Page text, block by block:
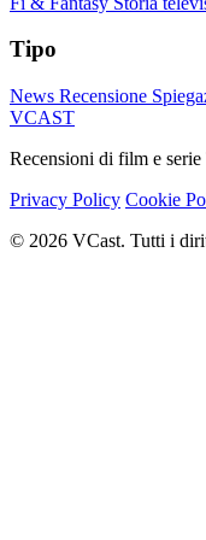
Tipo
News Recensione
VCAST
Recensioni di film e
Privacy Policy Cookie
© 2026 VCast. Tutti i